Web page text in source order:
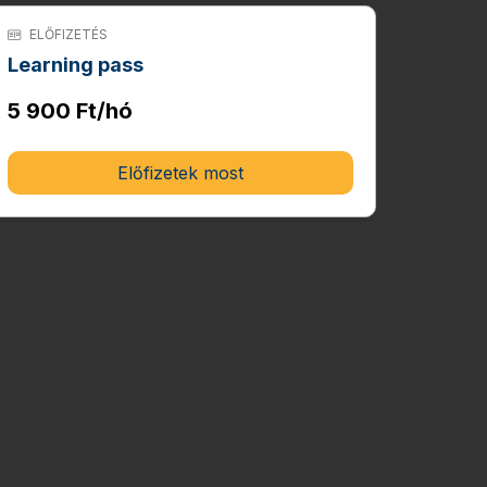
ELŐFIZETÉS
Learning pass
5 900 Ft/hó
Előfizetek most